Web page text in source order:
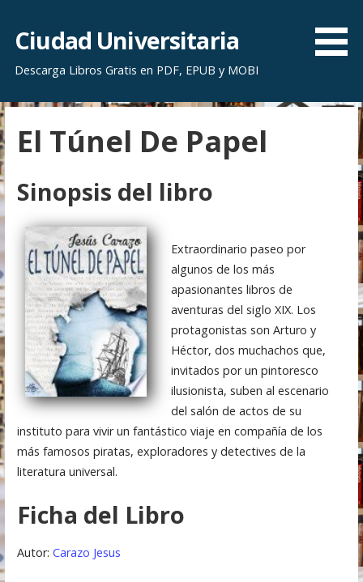
r
a
l
c
o
n
e
n
i
d
o
Ciudad Universitaria
Descarga Libros Gratis en PDF, EPUB y MOBI
El Túnel De Papel
Sinopsis del libro
Extraordinario paseo por
algunos de los más
apasionantes libros de
aventuras del siglo XIX. Los
protagonistas son Arturo y
Héctor, dos muchachos que,
invitados por un pintoresco
ilusionista, suben al escenario
del salón de actos de su
instituto para vivir un fantástico viaje en compañía de los
más famosos piratas, exploradores y detectives de la
literatura universal.
Ficha del Libro
Autor: Carazo Jesus